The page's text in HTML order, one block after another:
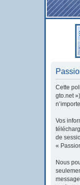
Cette
gto.net
Vos
de
«
Nous